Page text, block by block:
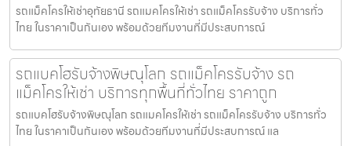
รถแม็คโครให้เช่าอุทัยธานี รถแมคโครให้เช่า รถแม็คโครรับจ้าง บริการทั่ว
ไทย ในราคาเป็นกันเอง พร้อมด้วยทีมงานที่มีประสบการณ์
รถแบคโฮรับจ้างพิษณุโลก รถแม็คโครรับจ้าง รถ
แม็คโครให้เช่า บริการทุกพื้นที่ทั่วไทย ราคาถูก
รถแบคโฮรับจ้างพิษณุโลก รถแมคโครให้เช่า รถแม็คโครรับจ้าง บริการทั่ว
ไทย ในราคาเป็นกันเอง พร้อมด้วยทีมงานที่มีประสบการณ์ แล